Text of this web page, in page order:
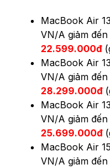
MacBook Air
VN/A giảm đến
22.599.000đ
MacBook Air
VN/A giảm đến
28.299.000đ
MacBook Air
VN/A giảm đến
25.699.000đ
MacBook Air
VN/A giảm đến